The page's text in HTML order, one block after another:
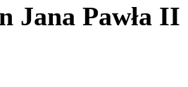
Jana Pawła II